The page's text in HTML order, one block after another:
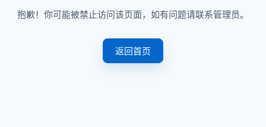
抱歉！你可能被禁止访问该页面，如有问题请联系管理员。
返回首页